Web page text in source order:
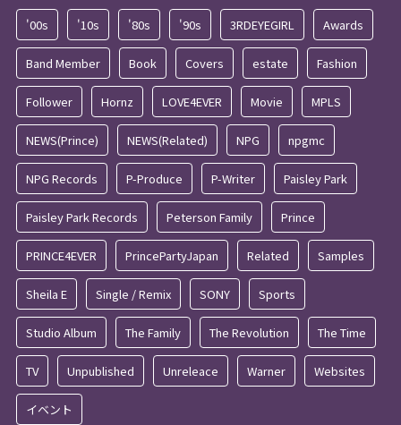
'00s '10s '80s '90s 3RDEYEGIRL Awards
Band Member Book Covers estate Fashion
Follower Hornz LOVE4EVER Movie MPLS
NEWS(Prince) NEWS(Related) NPG npgmc
NPG Records P-Produce P-Writer Paisley Park
Paisley Park Records Peterson Family Prince
PRINCE4EVER PrincePartyJapan Related Samples
Sheila E Single / Remix SONY Sports
Studio Album The Family The Revolution The Time
TV Unpublished Unreleace Warner Websites
イベント